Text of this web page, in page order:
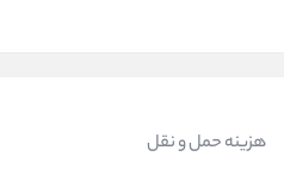
هزینه حمل و نقل